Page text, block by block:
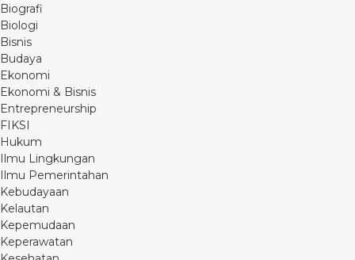
Biografi
Biologi
Bisnis
Budaya
Ekonomi
Ekonomi & Bisnis
Entrepreneurship
FIKSI
Hukum
Ilmu Lingkungan
Ilmu Pemerintahan
Kebudayaan
Kelautan
Kepemudaan
Keperawatan